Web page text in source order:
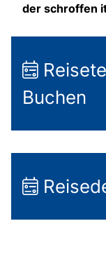
der schroffen
Buchen